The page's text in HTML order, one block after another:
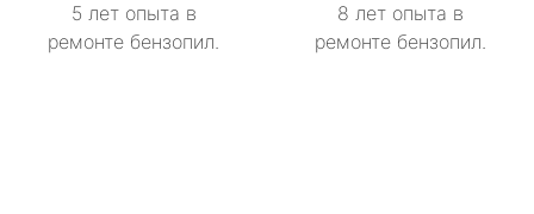
5 лет опыта в
ремонте бензопил.
8 лет опыта в
ремонте бензопил.